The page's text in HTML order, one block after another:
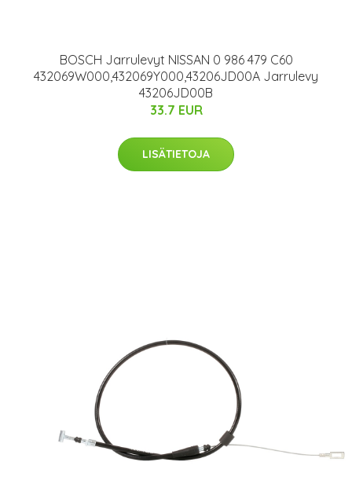
BOSCH Jarrulevyt NISSAN 0 986 479 C60
432069W000,432069Y000,43206JD00A Jarrulevy
43206JD00B
33.7 EUR
LISÄTIETOJA